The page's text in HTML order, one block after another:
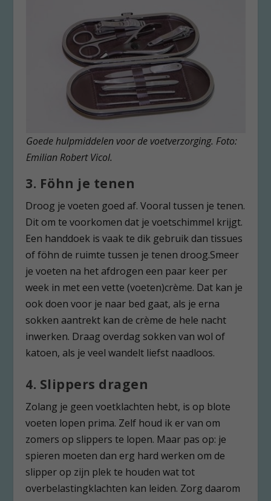
Goede hulpmiddelen voor de voetverzorging. Foto:
Emilian Robert Vicol.
3. Föhn je tenen
Droog je voeten goed af. Vooral tussen je tenen.
Dit om te voorkomen dat je voetschimmel krijgt.
Een handdoek is vaak te dik gebruik dan tissues
of föhn de ruimte tussen je tenen droog.Smeer
je voeten na het afdrogen een paar keer per
week in met een vette (voeten)crème. Dat kan je
ook doen voor je naar bed gaat, als je erna
sokken aantrekt kan de crème de hele nacht
inwerken. Draag overdag sokken van wol of
katoen, als je veel wandelt liefst naadloos.
4. Slippers dragen
Zolang je geen voetklachten hebt, is op blote
voeten lopen prima. Zelf houd ik er van om
zomers op slippers te lopen. Maar pas op: je
spieren moeten dan erg hard werken om de
slipper op zijn plek te houden wat tot
overbelastingklachten kan leiden. Zorg daarom